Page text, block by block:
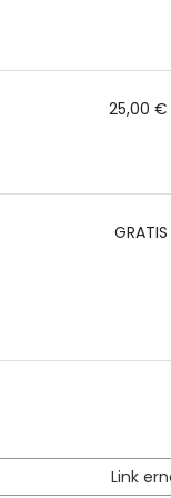
25,00 €
GRATIS
Link